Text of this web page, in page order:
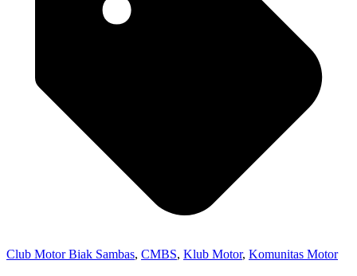
Club Motor Biak Sambas, CMBS, Klub Motor, Komunitas Motor